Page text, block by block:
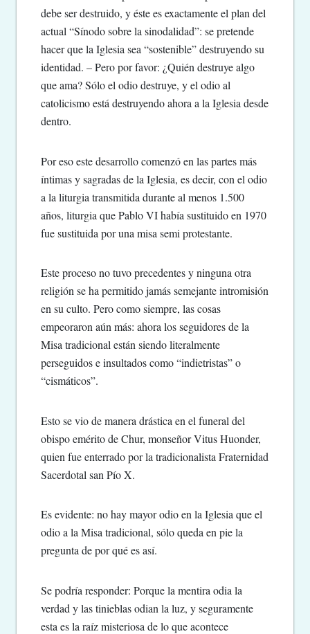
debe ser destruido, y éste es exactamente el plan del
actual “Sínodo sobre la sinodalidad”: se pretende
hacer que la Iglesia sea “sostenible” destruyendo su
identidad. – Pero por favor: ¿Quién destruye algo
que ama? Sólo el odio destruye, y el odio al
catolicismo está destruyendo ahora a la Iglesia desde
dentro.
Por eso este desarrollo comenzó en las partes más
íntimas y sagradas de la Iglesia, es decir, con el odio
a la liturgia transmitida durante al menos 1.500
años, liturgia que Pablo VI había sustituido en 1970
fue sustituida por una misa semi protestante.
Este proceso no tuvo precedentes y ninguna otra
religión se ha permitido jamás semejante intromisión
en su culto. Pero como siempre, las cosas
empeoraron aún más: ahora los seguidores de la
Misa tradicional están siendo literalmente
perseguidos e insultados como “indietristas” o
“cismáticos”.
Esto se vio de manera drástica en el funeral del
obispo emérito de Chur, monseñor Vitus Huonder,
quien fue enterrado por la tradicionalista Fraternidad
Sacerdotal san Pío X.
Es evidente: no hay mayor odio en la Iglesia que el
odio a la Misa tradicional, sólo queda en pie la
pregunta de por qué es así.
Se podría responder: Porque la mentira odia la
verdad y las tinieblas odian la luz, y seguramente
esta es la raíz misteriosa de lo que acontece